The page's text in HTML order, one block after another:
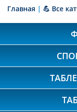
Главная | 💪 Все